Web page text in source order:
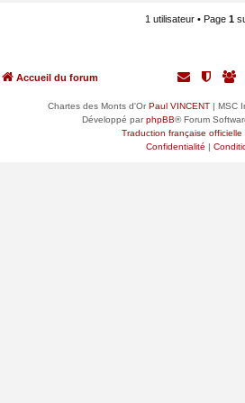
1 utilisateur • Page 1
Accueil du forum
Chartes des Monts d'OrPaul VINCENT| MSC
Développé parphpBB® Forum
Traduction française officielle
Confidentialité |